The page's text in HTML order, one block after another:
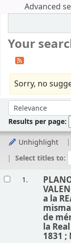
Advanced
Your
Sorry, no
Sort by:
Results per page:
Unhighlight
Select titles to:
1.
a la
de
la
1831